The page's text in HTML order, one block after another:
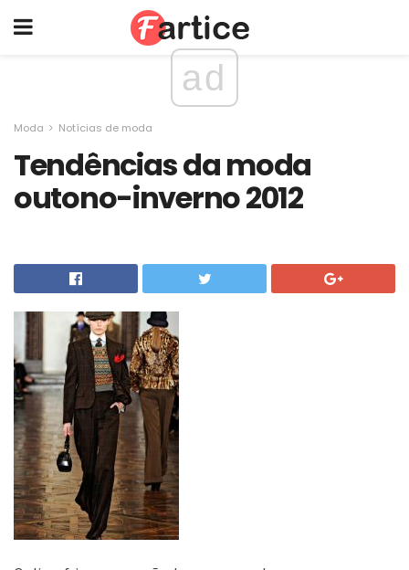
ad
Moda Notícias de moda
Tendências da moda
outono-inverno 2012